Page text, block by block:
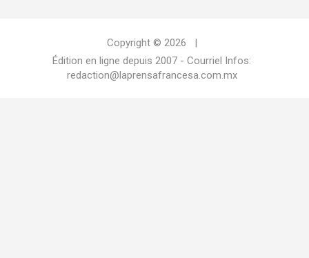
Copyright © 2026
Édition en ligne depuis 2007 - Courriel Infos:
redaction@laprensafrancesa.com.mx